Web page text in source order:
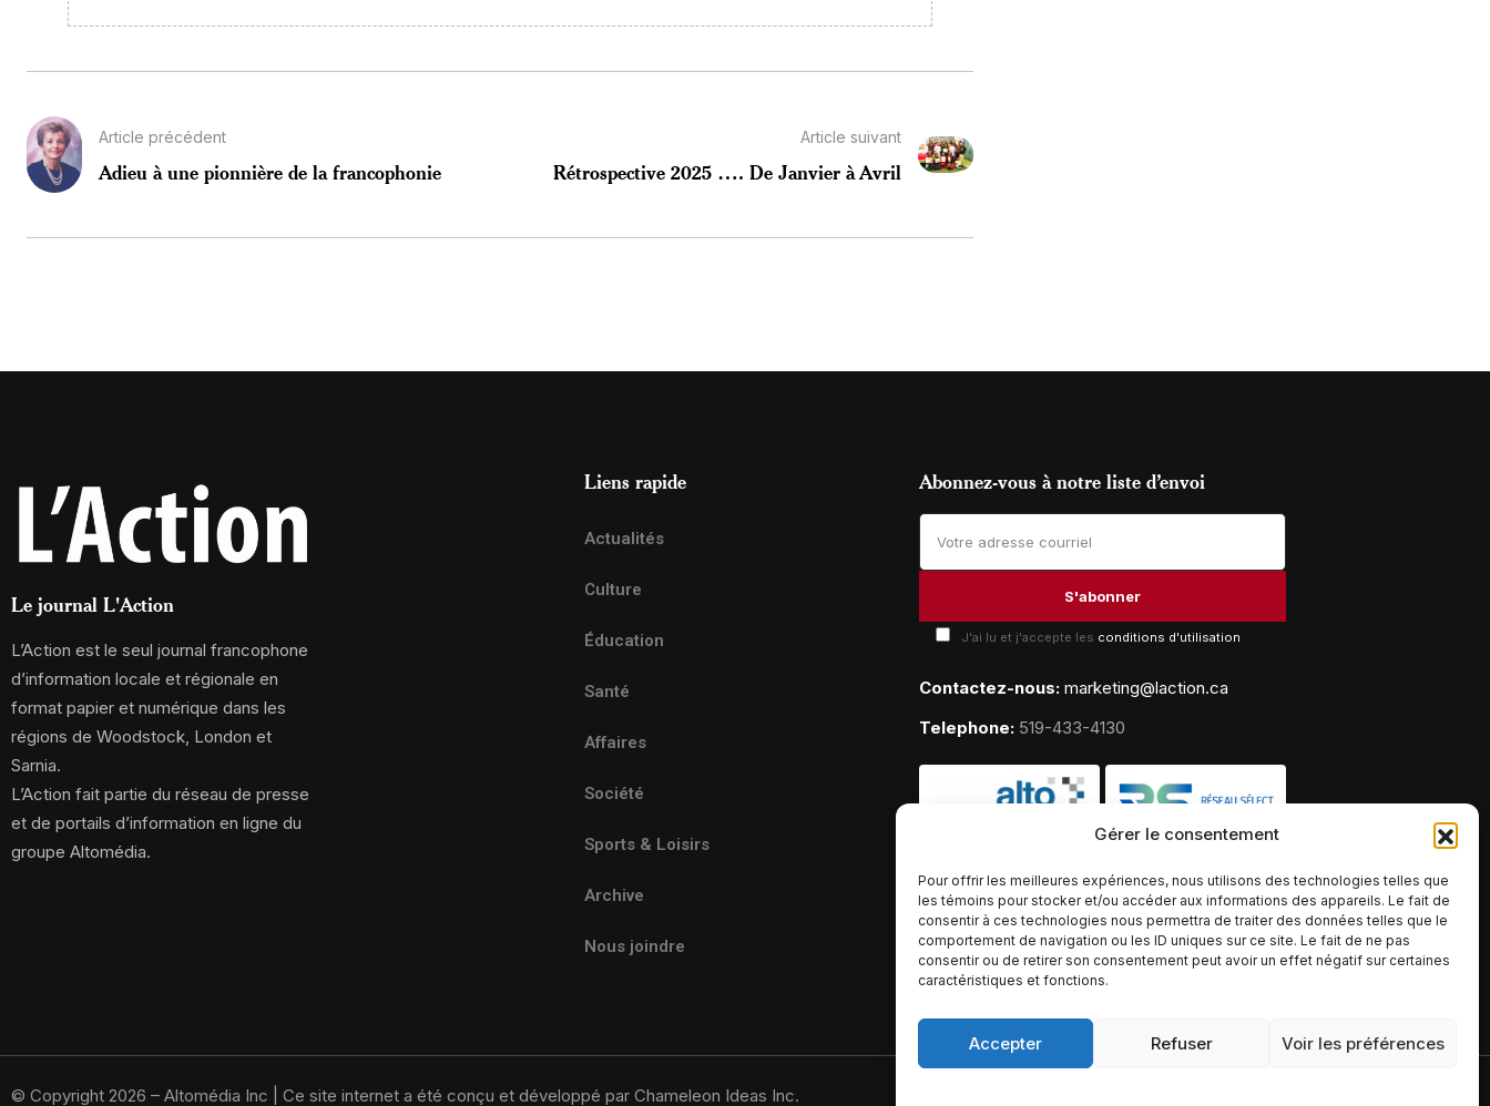
Gérer le consentement
Pour offrir les meilleures expériences, nous utilisons des technologies telles que
les témoins pour stocker et/ou accéder aux informations des appareils. Le fait de
consentir à ces technologies nous permettra de traiter des données telles que le
comportement de navigation ou les ID uniques sur ce site. Le fait de ne pas
consentir ou de retirer son consentement peut avoir un effet négatif sur certaines
caractéristiques et fonctions.
Accepter Refuser Voir les préférences
Article précédent
Adieu à une pionnière de la francophonie
Article suivant
Rétrospective 2025 …. De Janvier à Avril
Le journal L'Action
L’Action est le seul journal francophone
d’information locale et régionale en
format papier et numérique dans les
régions de Woodstock, London et
Sarnia.
L’Action fait partie du réseau de presse
et de portails d’information en ligne du
groupe Altomédia.
Liens rapide
Actualités
Culture
Éducation
Santé
Affaires
Société
Sports & Loisirs
Archive
Nous joindre
Abonnez-vous à notre liste d’envoi
J'ai lu et j'accepte les conditions d'utilisation
Contactez-nous: marketing@laction.ca
Telephone: 519-433-4130
© Copyright 2026 – Altomédia Inc | Ce site internet a été conçu et développé par Chameleon Ideas Inc.